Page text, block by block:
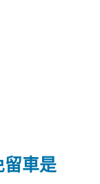
留車是